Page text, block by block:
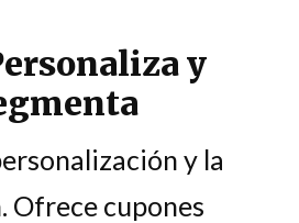
y
y la
Ofrece cupones